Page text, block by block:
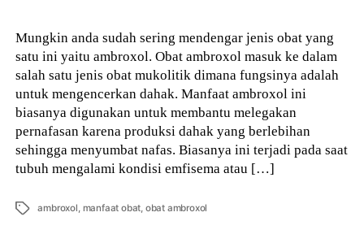
Mungkin anda sudah sering mendengar jenis obat yang
satu ini yaitu ambroxol. Obat ambroxol masuk ke dalam
salah satu jenis obat mukolitik dimana fungsinya adalah
untuk mengencerkan dahak. Manfaat ambroxol ini
biasanya digunakan untuk membantu melegakan
pernafasan karena produksi dahak yang berlebihan
sehingga menyumbat nafas. Biasanya ini terjadi pada saat
tubuh mengalami kondisi emfisema atau […]
Tags ambroxol, manfaat obat, obat ambroxol